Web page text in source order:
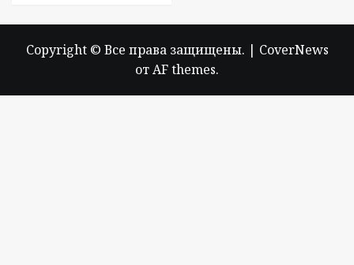
Copyright © Все права защищены. | CoverNews
от AF themes.